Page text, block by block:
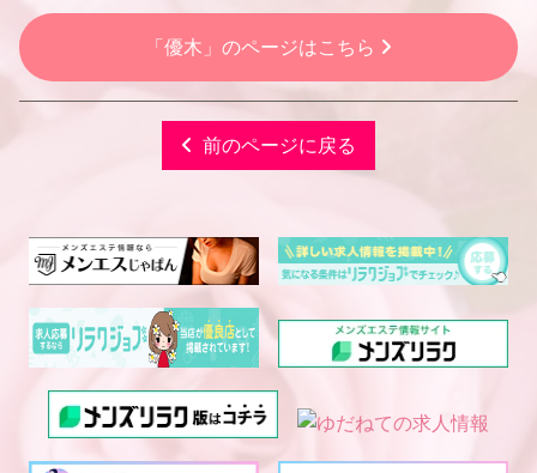
「優木」のページはこちら
前のページに戻る